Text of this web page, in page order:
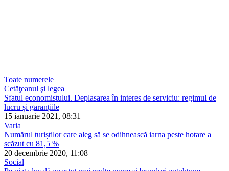
Toate numerele
Cetăţeanul şi legea
Sfatul economistului. Deplasarea în interes de serviciu: regimul de
lucru și garanțiile
15 ianuarie 2021, 08:31
Varia
Numărul turiștilor care aleg să se odihnească iarna peste hotare a
scăzut cu 81,5 %
20 decembrie 2020, 11:08
Social